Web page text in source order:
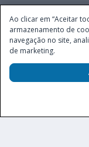
Este site é operado pela
endereço na Avenida
Município de São Paulo,
autorizada a operar
Secretaria de Prêmios e
247, de
Ao clicar em “Aceitar
armazenamento de
navegação no site,
de marketing.